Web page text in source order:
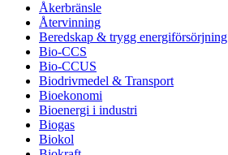
Åkerbränsle
Återvinning
Beredskap & trygg energiförsörjning
Bio-CCS
Bio-CCUS
Biodrivmedel & Transport
Bioekonomi
Bioenergi i industri
Biogas
Biokol